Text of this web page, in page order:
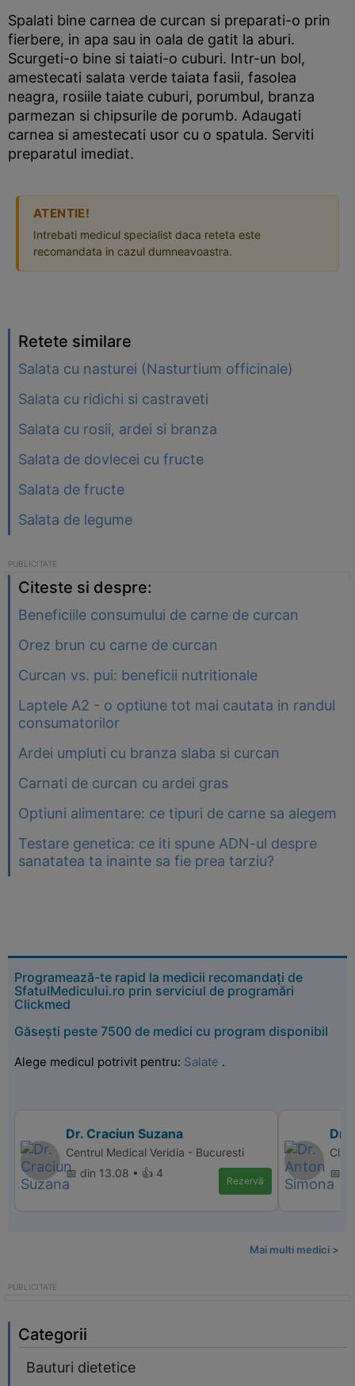
Spalati bine carnea de curcan si preparati-o prin
fierbere, in apa sau in oala de gatit la aburi.
Scurgeti-o bine si taiati-o cuburi. Intr-un bol,
amestecati salata verde taiata fasii, fasolea
neagra, rosiile taiate cuburi, porumbul, branza
parmezan si chipsurile de porumb. Adaugati
carnea si amestecati usor cu o spatula. Serviti
preparatul imediat.
ATENTIE!
Intrebati medicul specialist daca reteta este
recomandata in cazul dumneavoastra.
Retete similare
Salata cu nasturei (Nasturtium officinale)
Salata cu ridichi si castraveti
Salata cu rosii, ardei si branza
Salata de dovlecei cu fructe
Salata de fructe
Salata de legume
Citeste si despre:
Beneficiile consumului de carne de curcan
Orez brun cu carne de curcan
Curcan vs. pui: beneficii nutritionale
Laptele A2 - o optiune tot mai cautata in randul
consumatorilor
Ardei umpluti cu branza slaba si curcan
Carnati de curcan cu ardei gras
Optiuni alimentare: ce tipuri de carne sa alegem
Testare genetica: ce iti spune ADN-ul despre
sanatatea ta inainte sa fie prea tarziu?
Programează-te rapid la medicii recomandați de
SfatulMedicului.ro prin serviciul de programări
Clickmed
Găsești peste 7500 de medici cu program disponibil
Alege medicul potrivit pentru: Salate .
Dr. Craciun Suzana
Centrul Medical Veridia - Bucuresti
📅 din 13.08 • 👍 4
Rezervă
Dr.
📅
Mai multi medici >
Categorii
Bauturi dietetice